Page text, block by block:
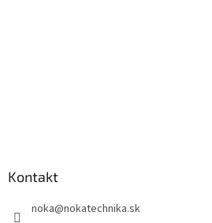
Kontakt
noka@nokatechnika.sk